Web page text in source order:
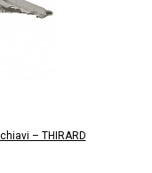
– THIRARD